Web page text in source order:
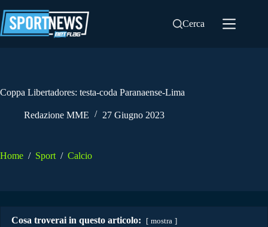
al
contenuto
Cerca
Coppa Libertadores: testa-coda Paranaense-Lima
Redazione MME 27 Giugno 2023
Home / Sport / Calcio
Cosa troverai in questo articolo: mostra